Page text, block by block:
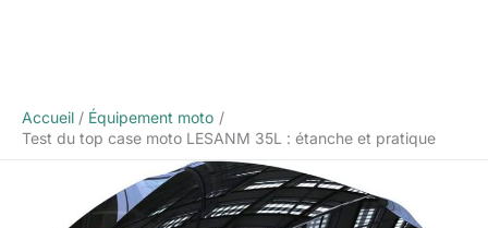
Accueil
Équipement moto
Test du top case moto LESANM 35L : étanche et pratique